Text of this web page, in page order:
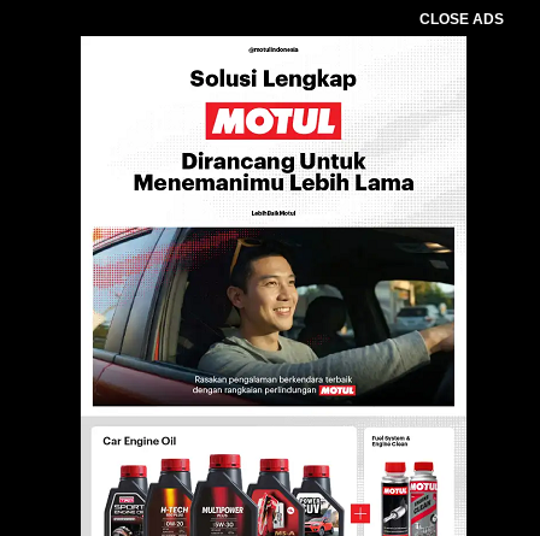
CLOSE ADS